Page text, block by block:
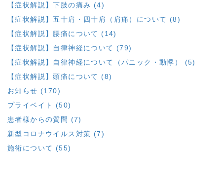
【症状解説】下肢の痛み (4)
【症状解説】五十肩・四十肩（肩痛）について (8)
【症状解説】腰痛について (14)
【症状解説】自律神経について (79)
【症状解説】自律神経について（パニック・動悸） (5)
【症状解説】頭痛について (8)
お知らせ (170)
プライベイト (50)
患者様からの質問 (7)
新型コロナウイルス対策 (7)
施術について (55)